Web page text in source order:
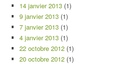
14 janvier 2013 (1)
9 janvier 2013 (1)
7 janvier 2013 (1)
4 janvier 2013 (1)
22 octobre 2012 (1)
20 octobre 2012 (1)